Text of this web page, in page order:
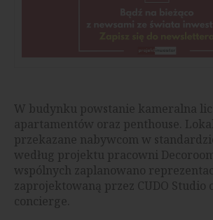
W budynku powstanie kameralna
apartamentów oraz penthouse.
przekazane nabywcom w
według projektu pracowni
wspólnych zaplanowano
zaprojektowaną przez CUDO Studio
concierge.